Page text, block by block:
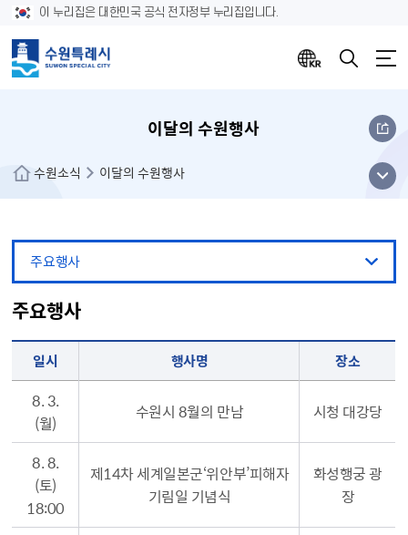
이 누리집은 대한민국 공식 전자정부 누리집입니다.
이달의 수원행사
수원소식 이달의 수원행사
메뉴
열기
주요행사
주요행사
일시 행사명 장소
8. 3.
(월)
수원시 8월의 만남 시청 대강당
8. 8.
(토)
18:00
제14차 세계일본군‘위안부’피해자
기림일 기념식
화성행궁 광
장